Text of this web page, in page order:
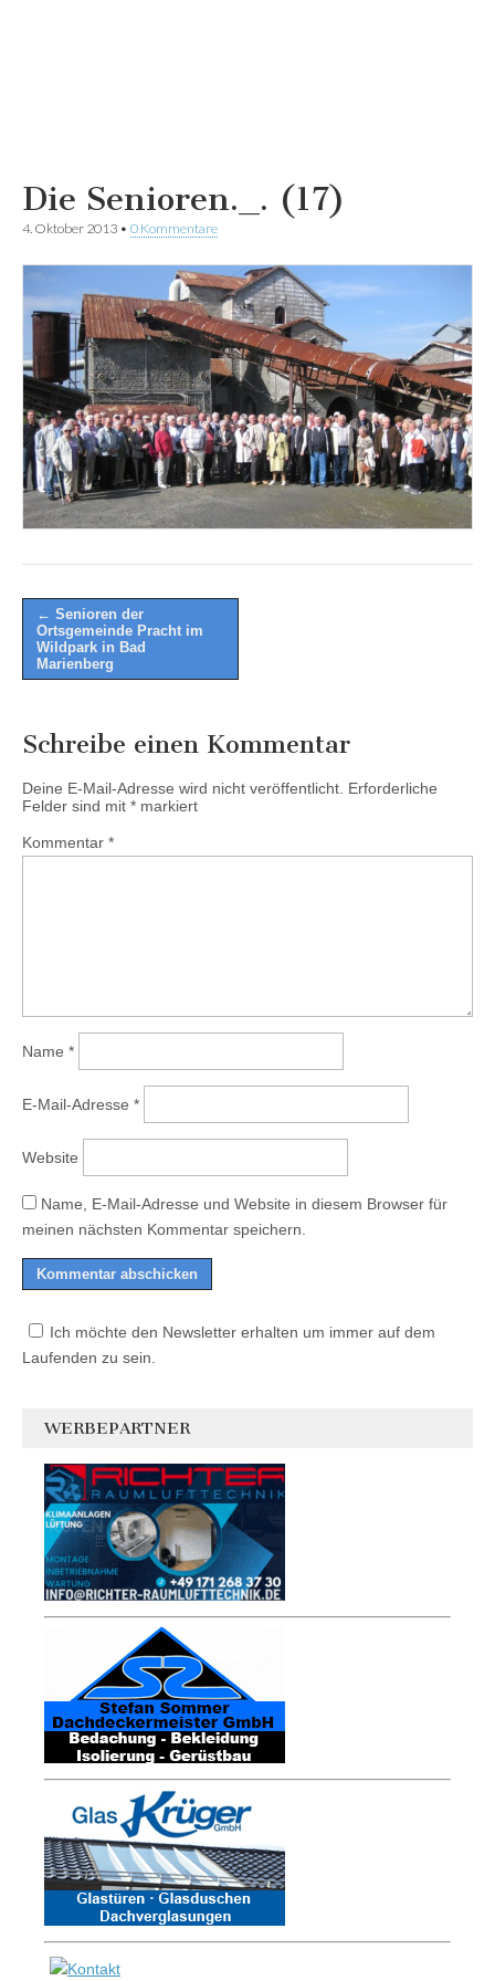
Die Senioren._. (17)
4. Oktober 2013 • 0 Kommentare
Post
navigation
← Senioren der
Ortsgemeinde Pracht im
Wildpark in Bad
Marienberg
Schreibe einen Kommentar
Deine E-Mail-Adresse wird nicht veröffentlicht. Erforderliche
Felder sind mit * markiert
Kommentar *
Name *
E-Mail-Adresse *
Website
Name, E-Mail-Adresse und Website in diesem Browser für
meinen nächsten Kommentar speichern.
Ich möchte den Newsletter erhalten um immer auf dem
Laufenden zu sein.
WERBEPARTNER